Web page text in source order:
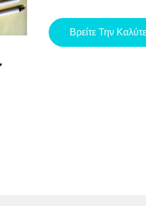
Βρείτε Την